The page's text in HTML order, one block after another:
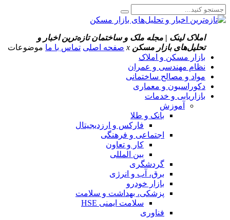
املاک لینک | مجله ملک و ساختمان تازه‌ترین اخبار و
تحلیل‌های بازار مسکن x صفحه اصلی تماس با ما موضوعات
بازار مسکن و املاک
نظام مهندسی و عمران
مواد و مصالح ساختمانی
دکوراسیون و معماری
بازاریابی و خدمات
آموزش
بانک و طلا
فارکس و ارزدیجیتال
اجتماعی و فرهنگی
کار و تعاون
بین المللی
گردشگری
برق، آب و انرژی
بازار خودرو
پزشکی، بهداشت و سلامت
سلامت ایمنی HSE
فناوری